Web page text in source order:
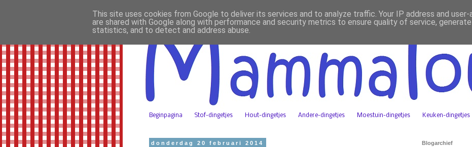
Beginpagina Stof-dingetjes Hout-dingetjes Andere-dingetjes Moestuin-dingetjes Keuken-dingetjes
donderdag 20 februari 2014 Blogarchief
This site uses cookies from Google to deliver its services and to analyze traffic. Your IP address and user-
are shared with Google along with performance and security metrics to ensure quality of service,
statistics, and to detect and address abuse.